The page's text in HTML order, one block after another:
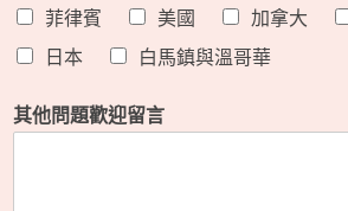
菲律賓
美國 加拿大
日本
白馬鎮與溫哥華
其他問題歡迎留言